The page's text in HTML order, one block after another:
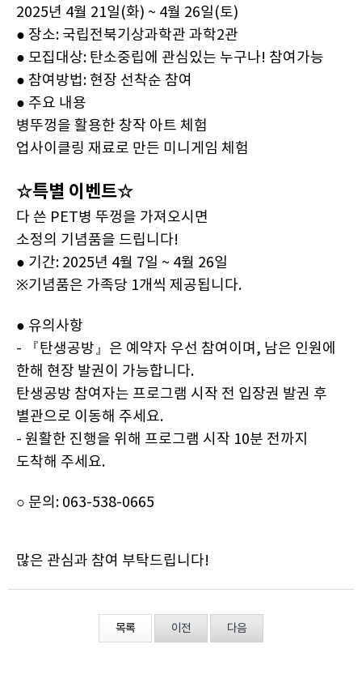
2025년 4월 21일(화) ~ 4월 26일(토)
● 장소: 국립전북기상과학관 과학2관
● 모집대상: 탄소중립에 관심있는 누구나! 참여가능
● 참여방법: 현장 선착순 참여
● 주요 내용
병뚜껑을 활용한 창작 아트 체험
업사이클링 재료로 만든 미니게임 체험
☆특별 이벤트☆
다 쓴 PET병 뚜껑을 가져오시면
소정의 기념품을 드립니다!
● 기간: 2025년 4월 7일 ~ 4월 26일
※기념품은 가족당 1개씩 제공됩니다.
● 유의사항
- 『탄생공방』은 예약자 우선 참여이며, 남은 인원에
한해 현장 발권이 가능합니다.
탄생공방 참여자는 프로그램 시작 전 입장권 발권 후
별관으로 이동해 주세요.
- 원활한 진행을 위해 프로그램 시작 10분 전까지
도착해 주세요.
○ 문의: 063-538-0665
많은 관심과 참여 부탁드립니다!
목록 이전 다음